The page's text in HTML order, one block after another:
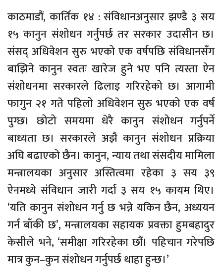
काठमाडौं, कार्तिक १४ : संविधानअनुसार झण्डै ३ सय
१५ कानुन संशोधन गर्नुपर्छ तर सरकार उदासीन छ।
संसद् अधिवेशन सुरु भएको एक वर्षपछि संविधानसँग
बाझिने कानुन स्वतः खारेज हुने भए पनि त्यस्ता ऐन
संशोधनमा सरकारले ढिलाइ गरिरहेको छ। आगामी
फागुन २१ गते पहिलो अधिवेशन सुरु भएको एक वर्ष
पुग्छ। छोटो समयमा धेरै कानुन संशोधन गर्नुपर्ने
बाध्यता छ। सरकारले अझै कानुन संशोधन प्रक्रिया
अघि बढाएको छैन। कानुन, न्याय तथा संसदीय मामिला
मन्त्रालयका अनुसार अस्तित्वमा रहेका ३ सय ३९
ऐनमध्ये संविधान जारी गर्दा ३ सय १५ कायम थिए।
‘यति कानुन संशोधन गर्नु छ भन्ने यकिन छैन, अध्ययन
गर्न बाँकी छ’, मन्त्रालयका सहायक प्रवक्ता हुमबहादुर
केसीले भने, ‘समीक्षा गरिरहेका छौं। पहिचान गरेपछि
मात्र कुन–कुन संशोधन गर्नुपर्छ थाहा हुन्छ।’